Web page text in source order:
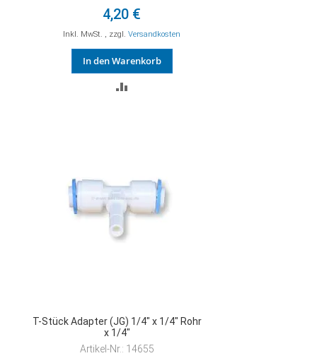
4,20 €
Inkl. MwSt. , zzgl.Versandkosten
In den Warenkorb
T-Stück Adapter (JG) 1/4" x 1/4" Rohr
x 1/4"
Artikel-Nr.: 14655